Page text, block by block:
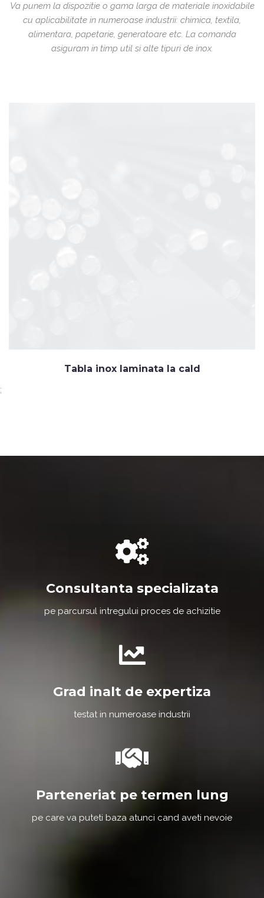
Va punem la dispozitie o gama larga de materiale inoxidabile
cu aplicabilitate in numeroase industrii: chimica, textila,
alimentara, papetarie, generatoare etc. La comanda
asiguram in timp util si alte tipuri de inox.
Tabla inox laminata la cald
;
Consultanta specializata
pe parcursul intregului proces de achizitie
Grad inalt de expertiza
testat in numeroase industrii
Parteneriat pe termen lung
pe care va puteti baza atunci cand aveti nevoie